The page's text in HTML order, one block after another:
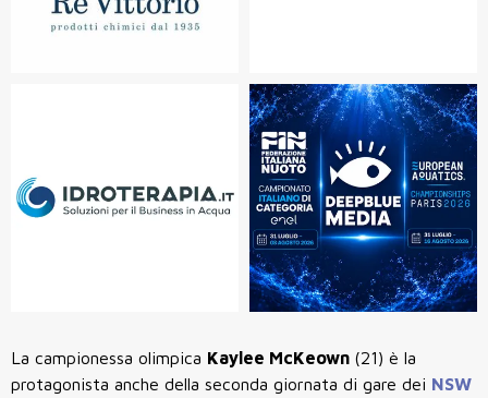
La campionessa olimpica Kaylee McKeown (21) è la
protagonista anche della seconda giornata di gare dei NSW